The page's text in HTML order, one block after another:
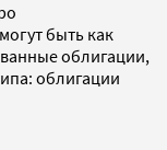
быть как
облигации,
облигации